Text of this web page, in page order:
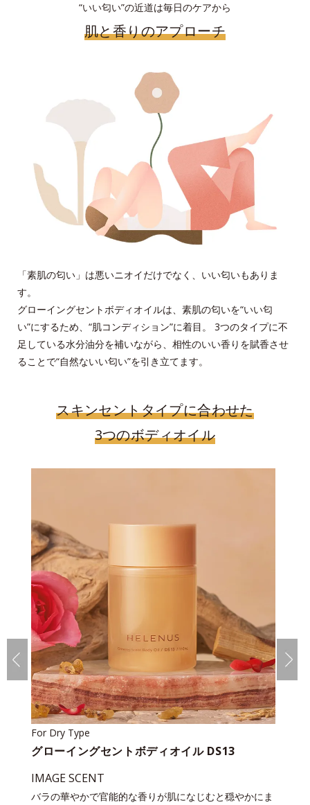
“いい匂い”の近道は毎日のケアから
肌と香りのアプローチ
「素肌の匂い」は悪いニオイだけでなく、いい匂いもありま
す。
グローイングセントボディオイルは、素肌の匂いを“いい匂
い”にするため、“肌コンディション”に着目。 3つのタイプに不
足している水分油分を補いながら、相性のいい香りを賦香させ
ることで“自然ないい匂い”を引き立てます。
スキンセントタイプに合わせた
3つのボディオイル
For Dry Type
グローイングセントボディオイル DS13
IMAGE SCENT
バラの華やかで官能的な香りが肌になじむと穏やかにま